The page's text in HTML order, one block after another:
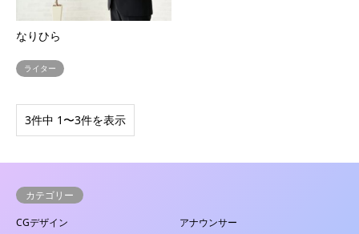
なりひら
ライター
3件中 1〜3件を表示
カテゴリー
CGデザイン
アナウンサー